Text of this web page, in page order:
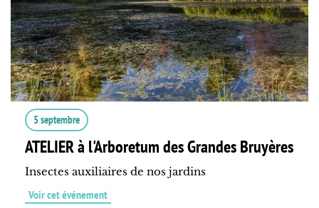
5 septembre
ATELIER à l'Arboretum des Grandes Bruyères
Insectes auxiliaires de nos jardins
Voir cet événement